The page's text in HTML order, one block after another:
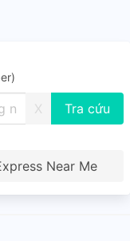
X
Near Me